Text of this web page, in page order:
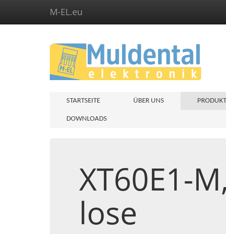
M-EL.eu
STARTSEITE ÜBER UNS
DOWNLOADS
XT60E1-
lose